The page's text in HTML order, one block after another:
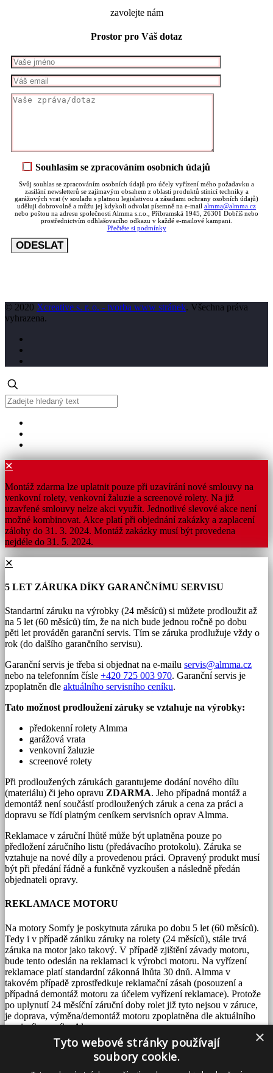
zavolejte nám
Prostor pro Váš dotaz
Souhlasím se zpracováním osobních údajů
Svůj souhlas se zpracováním osobních údajů pro účely vyřízení mého požadavku a
zasílání newsletterů se zajímavým obsahem z oblasti produktů stínicí techniky a
garážových vrat (v souladu s platnou legislativou a zásadami ochrany osobních údajů)
uděluji dobrovolně a můžu jej kdykoli odvolat písemně na e-mail almma@almma.cz
nebo poštou na adresu společnosti Almma s.r.o., Příbramská 1945, 26301 Dobříš nebo
prostřednictvím odhlašovacího odkazu v každé e-mailové kampani.
Přečtěte si podmínky
© 2020 Xcreative s. r. o. - tvorba www stránek. Všechna práva
vyhrazena.
✕
Montáž zdarma lze uplatnit pouze při uzavírání nové smlouvy na
venkovní rolety, venkovní žaluzie a screenové rolety. Na již
uzavřené smlouvy nelze akci využít. Jednotlivé slevové akce není
možné kombinovat. Akce platí při objednání zakázky a zaplacení
zálohy do 31. 3. 2024. Montáž zakázky musí být provedena
nejdéle do 31. 5. 2024.
✕
5 LET ZÁRUKA DÍKY GARANČNÍMU SERVISU
Standartní záruku na výrobky (24 měsíců) si můžete prodloužit až
na 5 let (60 měsíců) tím, že na nich bude jednou ročně po dobu
pěti let prováděn garanční servis. Tím se záruka prodlužuje vždy o
rok (do dalšího garančního servisu).
Garanční servis je třeba si objednat na e-mailu servis@almma.cz
nebo na telefonním čísle +420 725 003 970. Garanční servis je
zpoplatněn dle aktuálního servisního ceníku.
Tato možnost prodloužení záruky se vztahuje na výrobky:
předokenní rolety Almma
garážová vrata
venkovní žaluzie
screenové rolety
Při prodloužených zárukách garantujeme dodání nového dílu
(materiálu) či jeho opravu ZDARMA. Jeho případná montáž a
demontáž není součástí prodloužených záruk a cena za práci a
dopravu se řídí platným ceníkem servisních oprav Almma.
Reklamace v záruční lhůtě může být uplatněna pouze po
předložení záručního listu (předávacího protokolu). Záruka se
vztahuje na nové díly a provedenou práci. Opravený produkt musí
být při předání řádně a funkčně vyzkoušen a následně předán
objednateli opravy.
REKLAMACE MOTORU
Na motory Somfy je poskytnuta záruka po dobu 5 let (60 měsíců).
Tedy i v případě zániku záruky na rolety (24 měsíců), stále trvá
záruka na motor jako takový. V případě zjištění závady motoru,
bude tento odeslán na reklamaci k výrobci motoru. Na vyřízení
reklamace platí standardní zákonná lhůta 30 dnů. Almma v
takovém případě zprostředkuje reklamační zásah (posouzení a
případná demontáž motoru za účelem vyřízení reklamace). Protože
po uplynutí 24 měsíční záruční doby rolet již tyto nejsou v záruce,
je doprava, výměna/demontáž motoru zpoplatněna dle aktuálního
servisního ceníku Almma.
Servisní zásah pak může probíhat následně:
×
Tyto webové stránky používají
soubory cookie.